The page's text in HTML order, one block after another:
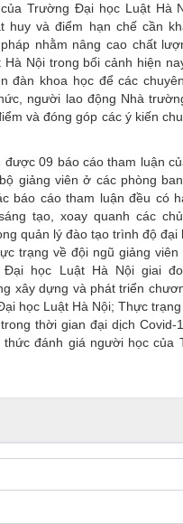
Trường Đại học Luật Hà
huy và điểm hạn chế cần
nhằm nâng cao chất
Nội trong bối cảnh hiện
đàn khoa học để các
người lao động Nhà
và đóng góp các ý kiến
được 09 báo cáo tham luận
giảng viên ở các phòng
báo cáo tham luận đều có
tạo, xoay quanh các
quản lý đào tạo trình độ
trạng về đội ngũ giảng
học Luật Hà Nội giai
xây dựng và phát triển
học Luật Hà Nội; Thực
thời gian đại dịch Covid-
đánh giá người học của